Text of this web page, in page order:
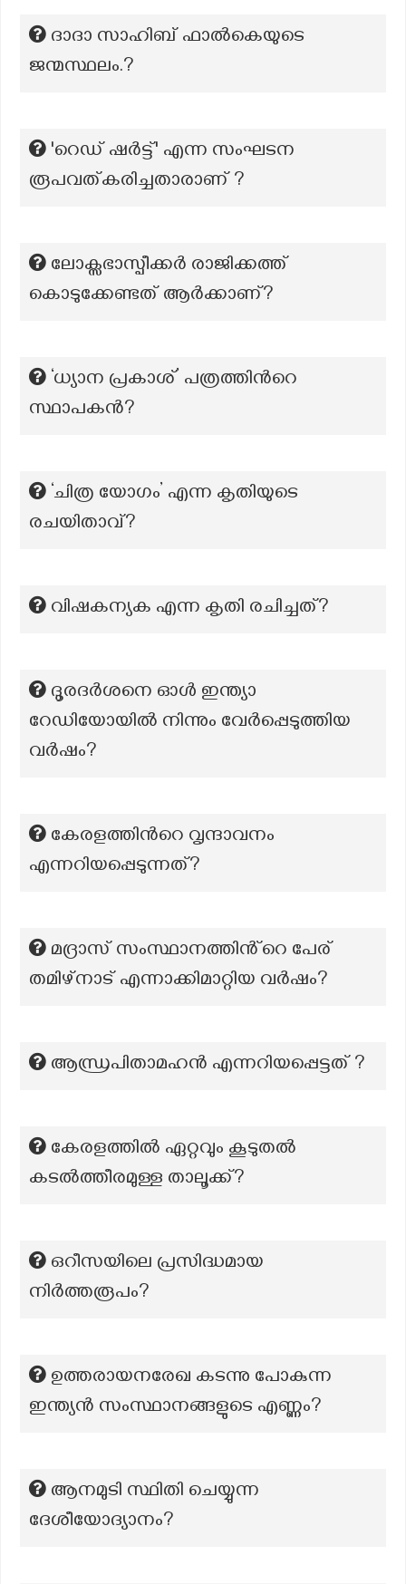
ദാദാ സാഹിബ്‌ ഫാൽകെയുടെ
ജന്മസ്ഥലം.?
'റെഡ് ഷർട്ട്' എന്ന സംഘടന
രൂപവത്കരിച്ചതാരാണ് ?
ലോക്സഭാസ്പീക്കർ രാജിക്കത്ത്
കൊടുക്കേണ്ടത് ആർക്കാണ്?
‘ധ്യാന പ്രകാശ്’ പത്രത്തിന്‍റെ
സ്ഥാപകന്‍?
‘ചിത്ര യോഗം’ എന്ന കൃതിയുടെ
രചയിതാവ്?
വിഷകന്യക എന്ന കൃതി രചിച്ചത്?
ദൂരദർശനെ ഓൾ ഇന്ത്യാ
റേഡിയോയിൽ നിന്നും വേർപ്പെടുത്തിയ
വർഷം?
കേരളത്തിന്‍റെ വൃന്ദാവനം
എന്നറിയപ്പെടുന്നത്?
മദ്രാസ് സംസ്ഥാനത്തിൻ്റെ പേര്
തമിഴ്‌നാട് എന്നാക്കിമാറ്റിയ വർഷം?
ആന്ധ്രപിതാമഹൻ എന്നറിയപ്പെട്ടത് ?
കേരളത്തില്‍ ഏറ്റവും കൂടുതല്‍
കടല്‍ത്തീരമുള്ള താലൂക്ക്?
ഒറീസയിലെ പ്രസിദ്ധമായ
നിർത്തരൂപം?
ഉത്തരായനരേഖ കടന്നു പോകുന്ന
ഇന്ത്യൻ സംസ്ഥാനങ്ങളുടെ എണ്ണം?
ആനമുടി സ്ഥിതി ചെയ്യുന്ന
ദേശീയോദ്യാനം?